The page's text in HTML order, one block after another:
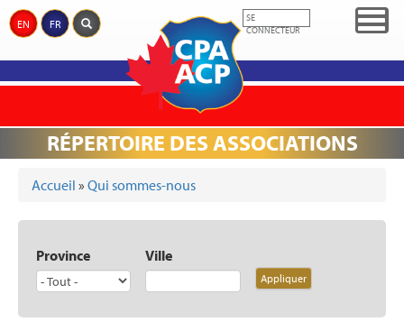
Aller
au
SOMMES- DE LA
JUSTICE
MÉDIASPRIXÉVÉNEMENTSPARTENAIRESCOMMÉMORATIONDONS
EN FR
SE
CONNECTEUR
RÉPERTOIRE DES ASSOCIATIONS
VOUS ÊTES ICI
Accueil » Qui sommes-nous
Province Ville